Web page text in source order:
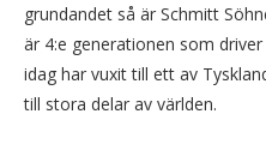
grundandet så är Schmitt
är 4:e generationen som
idag har vuxit till ett av
till stora delar av världen.